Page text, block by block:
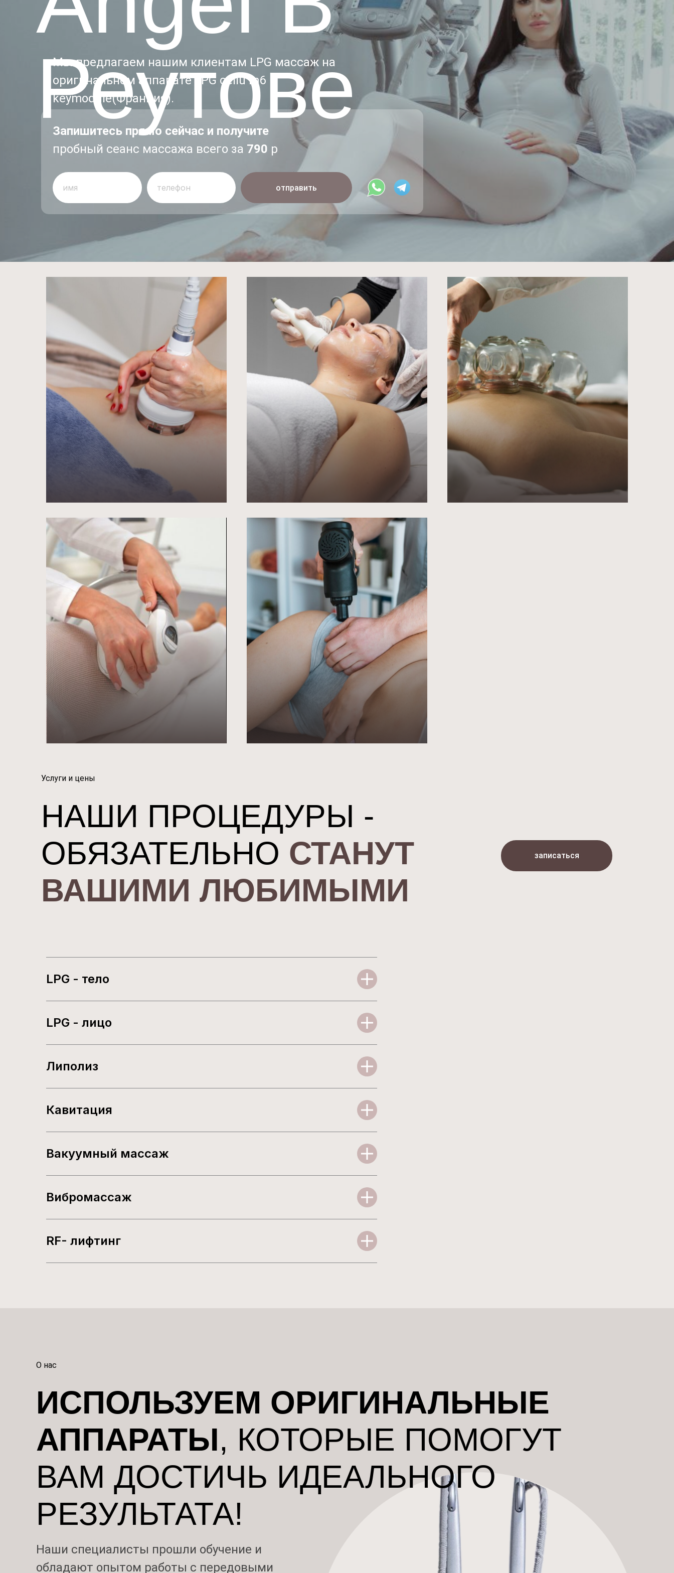
Реутове
Мы предлагаем нашим клиентам LPG массаж на
оригинальном аппарате LPG cellu m6
keymodule(Франция).
пробный сеанс массажа всего за 790 р
Запишитесь прямо сейчас и получите
отправить
НАШИ ПРОЦЕДУРЫ -
ОБЯЗАТЕЛЬНО СТАНУТ
ВАШИМИ ЛЮБИМЫМИ
Услуги и цены
записаться
LPG - тело
LPG - лицо
Липолиз
Кавитация
Вакуумный массаж
Вибромассаж
RF- лифтинг
ИСПОЛЬЗУЕМ ОРИГИНАЛЬНЫЕ
АППАРАТЫ, КОТОРЫЕ ПОМОГУТ
ВАМ ДОСТИЧЬ ИДЕАЛЬНОГО
РЕЗУЛЬТАТА!
Наши специалисты прошли обучение и
обладают опытом работы с передовыми
О нас